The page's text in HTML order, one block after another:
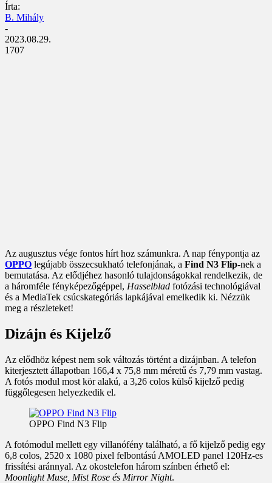
Írta:
B. Mihály
-
2023.08.29.
1707
Az augusztus vége fontos hírt hoz számunkra. A nap fénypontja az
OPPO legújabb összecsukható telefonjának, a Find N3 Flip-nek a
bemutatása. Az elődjéhez hasonló tulajdonságokkal rendelkezik, de
a háromféle fényképezőgéppel, Hasselblad fotózási technológiával
és a MediaTek csúcskategóriás lapkájával emelkedik ki. Nézzük
meg a részleteket!
Dizájn és Kijelző
Az elődhöz képest nem sok változás történt a dizájnban. A telefon
kiterjesztett állapotban 166,4 x 75,8 mm méretű és 7,79 mm vastag.
A fotós modul most kör alakú, a 3,26 colos külső kijelző pedig
függőlegesen helyezkedik el.
OPPO Find N3 Flip
A fotómodul mellett egy villanófény található, a fő kijelző pedig egy
6,8 colos, 2520 x 1080 pixel felbontású AMOLED panel 120Hz-es
frissítési aránnyal. Az okostelefon három színben érhető el:
Moonlight Muse, Mist Rose és Mirror Night.